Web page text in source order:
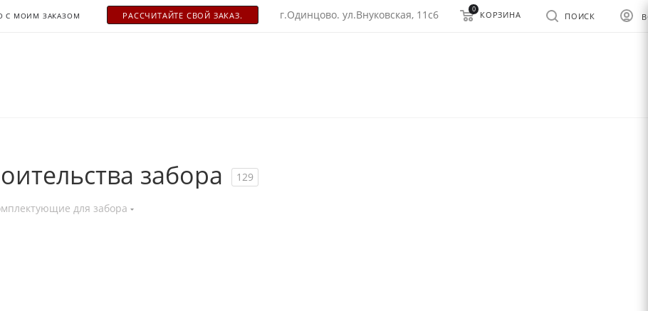
С МОИМ ЗАКАЗОМ РАСCЧИТАЙТЕ СВОЙ ЗАКАЗ. г.Одинцово. ул.Внуковская, 11с6 ПОИСК
0
КОРЗИНА
забора 129
для забора